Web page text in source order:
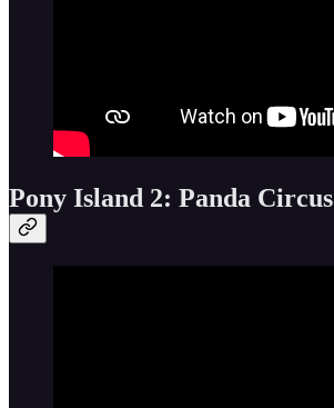
Pony Island 2: Panda Circus